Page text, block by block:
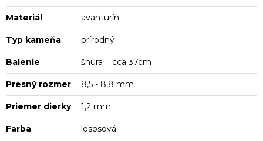
Materiál avanturín
Typ kameňa prírodný
Balenie šnúra = cca 37cm
Presný rozmer 8,5 - 8,8 mm
Priemer dierky 1,2 mm
Farba lososová